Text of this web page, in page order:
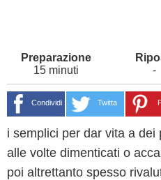
15 minuti -
Condividi Twitta
i semplici per dar vita a dei
alle volte dimenticati o
poi altrettanto spesso